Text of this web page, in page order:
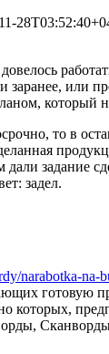
или
который
то в
задание
задел.
narabotka-na-
готовую
которых,